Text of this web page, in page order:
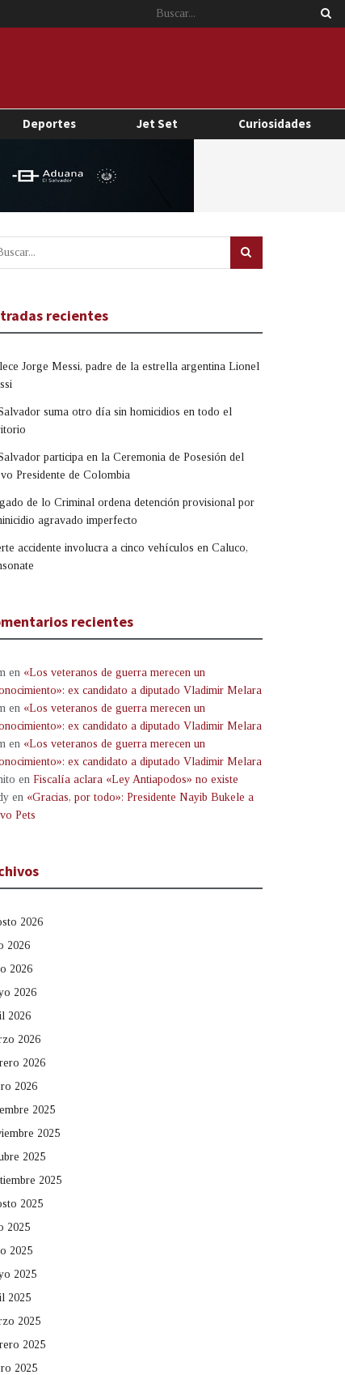
Deportes Jet Set Curiosidades
recientes
Jorge Messi, padre de la estrella argentina Lionel
suma otro día sin homicidios en todo el
participa en la Ceremonia de Posesión del
Presidente de Colombia
de lo Criminal ordena detención provisional por
agravado imperfecto
accidente involucra a cinco vehículos en Caluco,
recientes
en «Los veteranos de guerra merecen un
ex candidato a diputado Vladimir Melara
en «Los veteranos de guerra merecen un
ex candidato a diputado Vladimir Melara
en «Los veteranos de guerra merecen un
ex candidato a diputado Vladimir Melara
en Fiscalía aclara «Ley Antiapodos» no existe
en «Gracias, por todo»: Presidente Nayib Bukele a
Pets
2026
2026
2026
2026
2026
2026
2026
2026
2025
2025
2025
2025
2025
2025
2025
2025
2025
2025
2025
2025